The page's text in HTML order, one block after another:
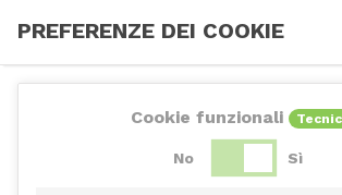
PREFERENZE DEI COOKIE
Cookie funzionali
No Sì